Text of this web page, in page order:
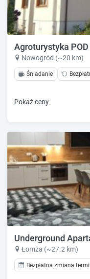
Agroturystyka
Nowogród (~20 km)
Śniadanie
Pokaż ceny
Underground
Łomża (~27.2 km)
Bezpłatna zmiana